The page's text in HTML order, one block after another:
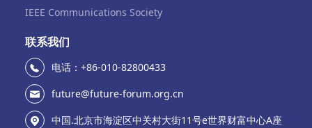
IEEE Communications Society
联系我们
电话：+86-010-82800433
future@future-forum.org.cn
中国.北京市海淀区中关村大街11号e世界财富中心A座